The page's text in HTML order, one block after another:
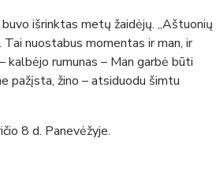
išrinktas metų žaidėjų. „Aštuonių
nuostabus momentas ir man, ir
kalbėjo rumunas – Man garbė būti
pažįsta, žino – atsiduodu šimtu
8 d. Panevėžyje.